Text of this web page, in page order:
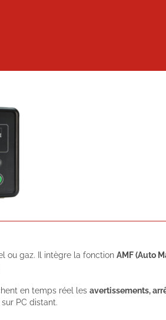
ou gaz. Il intègre la fonction AMF (Auto
en temps réel les avertissements,
PC distant.